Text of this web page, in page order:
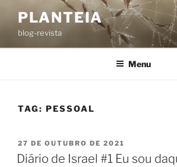
PLANTEIA
blog-revista
Menu
TAG: PESSOAL
27 DE OUTUBRO DE 2021
Diário de Israel #1 Eu sou